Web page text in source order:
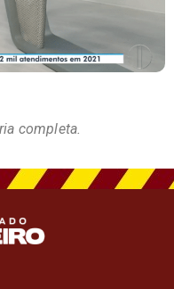
completa.